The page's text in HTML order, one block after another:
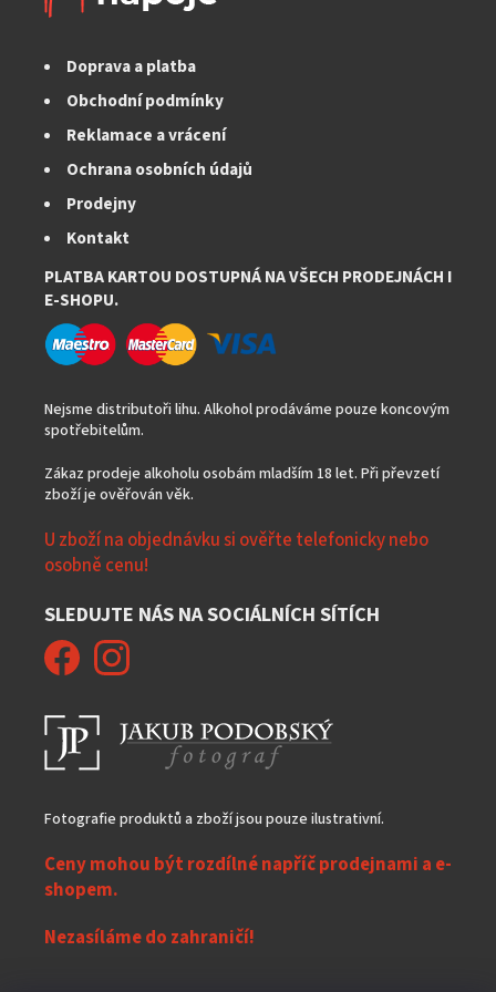
i
s
Doprava a platba
Obchodní podmínky
Reklamace a vrácení
Ochrana osobních údajů
Prodejny
Kontakt
PLATBA KARTOU DOSTUPNÁ NA VŠECH PRODEJNÁCH I
E-SHOPU.
Nejsme distributoři lihu. Alkohol prodáváme pouze koncovým
spotřebitelům.
Zákaz prodeje alkoholu osobám mladším 18 let. Při převzetí
zboží je ověřován věk.
U zboží na objednávku si ověřte telefonicky nebo
osobně cenu!
SLEDUJTE NÁS NA SOCIÁLNÍCH SÍTÍCH
Fotografie produktů a zboží jsou pouze ilustrativní.
Ceny mohou být rozdílné napříč prodejnami a e-
shopem.
Nezasíláme do zahraničí!